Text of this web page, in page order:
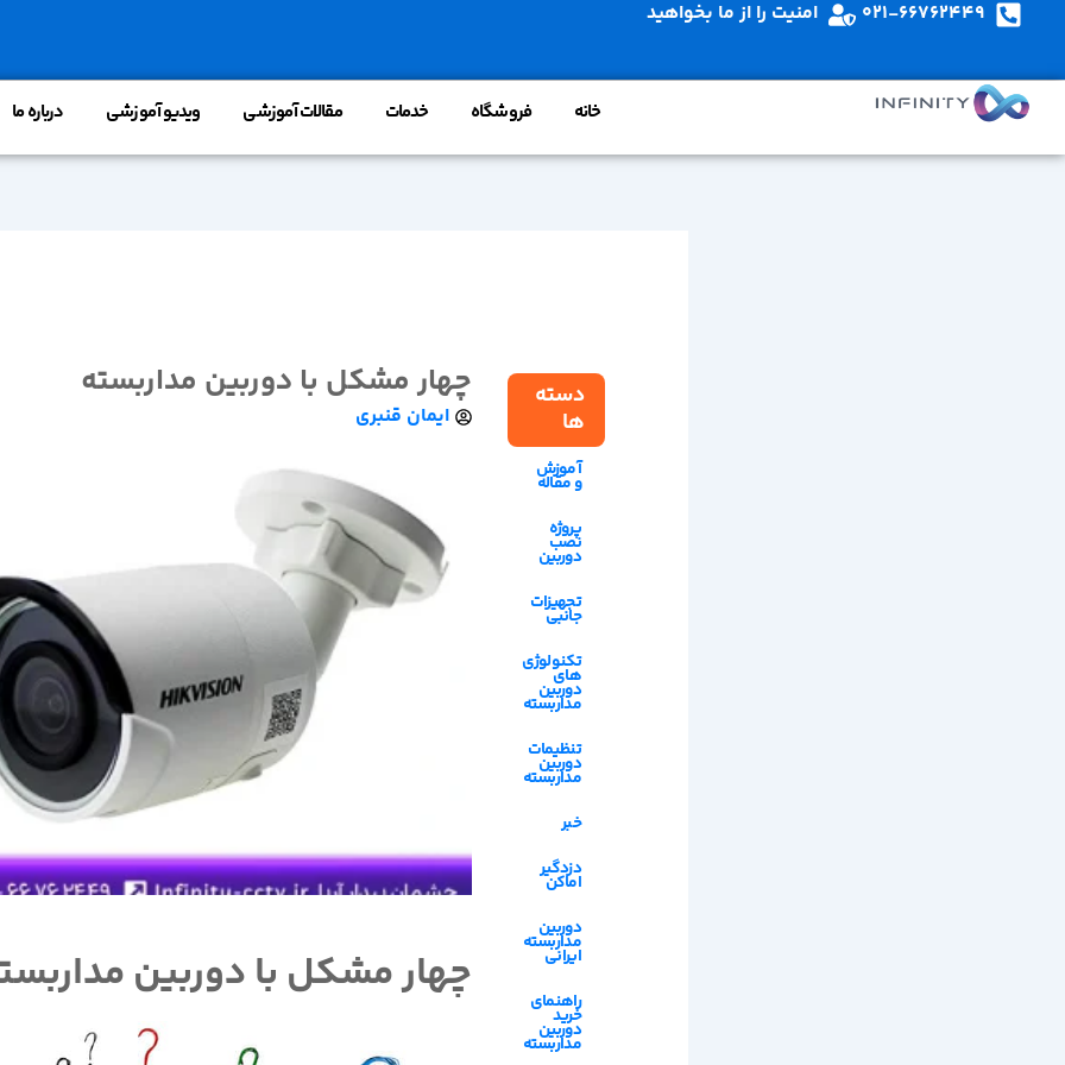
021-66762449 امنیت را از ما بخواهید
خانه فروشگاه خدمات مقالات آموزشی ویدیو آموزشی درباره ما
دسته
ها
آموزش
و مقاله
پروژه
نصب
دوربین
تجهیزات
جانبی
تکنولوژی
های
دوربین
مداربسته
تنظیمات
دوربین
مداربسته
خبر
دزدگیر
اماکن
دوربین
مداربسته
ایرانی
راهنمای
خرید
دوربین
مداربسته
چهار مشکل با دوربین مداربسته
ایمان قنبری
چهار مشکل با دوربین